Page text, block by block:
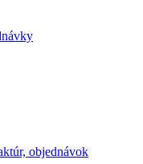
objednávok